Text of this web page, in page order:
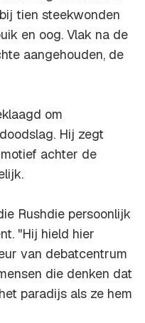
tien steekwonden
en oog. Vlak na de
aangehouden, de
om
Hij zegt
achter de
Rushdie persoonlijk
"Hij hield hier
van debatcentrum
die denken dat
paradijs als ze hem